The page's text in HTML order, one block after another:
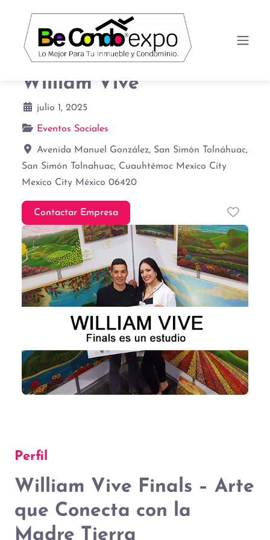
William Vive
julio 1, 2025
Eventos Sociales
Avenida Manuel González, San Simón Tolnáhuac,
San Simón Tolnahuac, Cuauhtémoc Mexico City
Mexico City México 06420
Contactar Empresa
Perfil
William Vive Finals – Arte
que Conecta con la
Madre Tierra